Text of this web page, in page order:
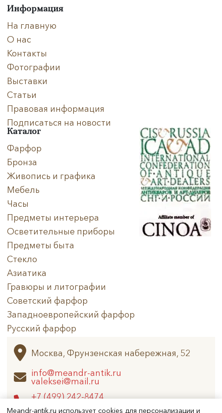
Meandr-antik.ru использует cookies для персонализации и
Информация
На главную
О нас
Контакты
Фотографии
Выставки
Статьи
Правовая информация
Подписаться на новости
Каталог
Фарфор
Бронза
Живопись и графика
Мебель
Часы
Предметы интерьера
Осветительные приборы
Предметы быта
Стекло
Азиатика
Гравюры и литографии
Советский фарфор
Западноевропейский фарфор
Русский фарфор
Архив
Москва, Фрунзенская набережная, 52
info@meandr-antik.ru
valeksei@mail.ru
+7 (499) 242-8474
+7 (925) 506-6926